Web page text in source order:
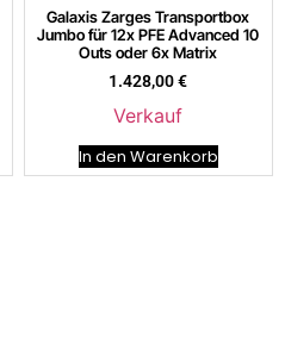
Galaxis Zarges Transportbox
Jumbo für 12x PFE Advanced 10
Outs oder 6x Matrix
1.428,00€
Verkauf
In den Warenkorb